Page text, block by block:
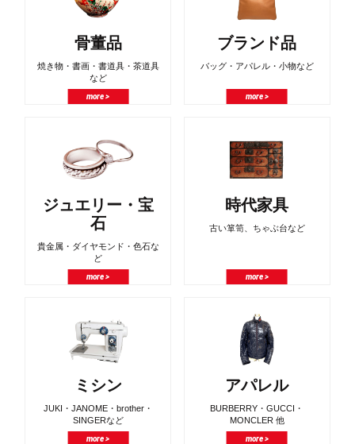
骨董品
焼き物・書画・書道具・茶道具
など
more >
ブランド品
バッグ・アパレル・小物など
more >
ジュエリー・宝
石
貴金属・ダイヤモンド・色石な
ど
more >
時代家具
古い箪笥、ちゃぶ台など
more >
ミシン
JUKI・JANOME・brother・
SINGERなど
more >
アパレル
BURBERRY・GUCCI・
MONCLER 他
more >